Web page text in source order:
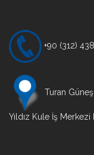
+90 (312)
Turan
Yıldız Kule İş